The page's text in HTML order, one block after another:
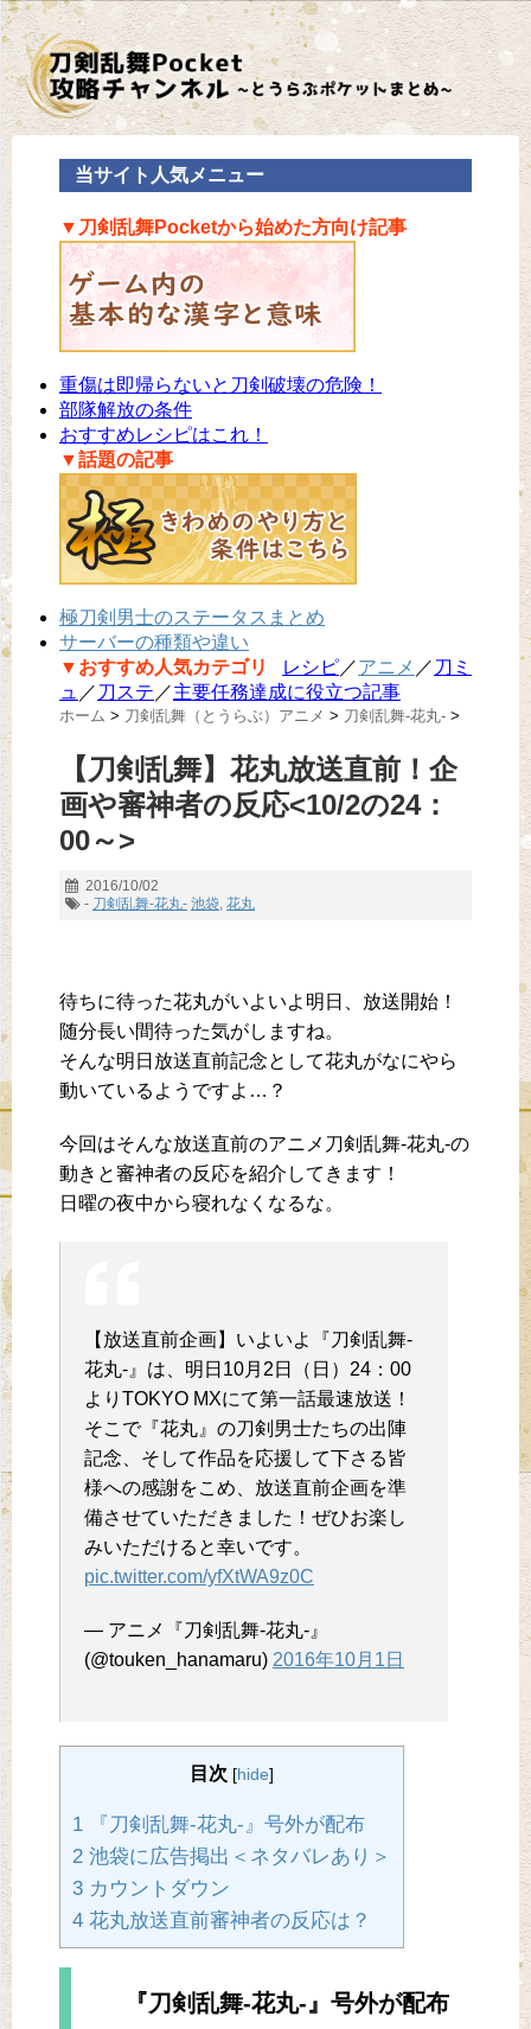
当サイト人気メニュー
▼刀剣乱舞Pocketから始めた方向け記事
重傷は即帰らないと刀剣破壊の危険！
部隊解放の条件
おすすめレシピはこれ！
▼話題の記事
極刀剣男士のステータスまとめ
サーバーの種類や違い
▼おすすめ人気カテゴリ
レシピ／アニメ ／ 刀ミ
ュ ／ 刀ステ ／主要任務達成に役立つ記事
ホーム > 刀剣乱舞（とうらぶ）アニメ > 刀剣乱舞-花丸- >
【刀剣乱舞】花丸放送直前！企
画や審神者の反応<10/2の24：
00～>
2016/10/02
- 刀剣乱舞-花丸- 池袋, 花丸
待ちに待った花丸がいよいよ明日、放送開始！
随分長い間待った気がしますね。
そんな明日放送直前記念として花丸がなにやら
動いているようですよ…？
今回はそんな放送直前のアニメ刀剣乱舞-花丸-の
動きと審神者の反応を紹介してきます！
日曜の夜中から寝れなくなるな。
【放送直前企画】いよいよ『刀剣乱舞-
花丸-』は、明日10月2日（日）24：00
よりTOKYO MXにて第一話最速放送！
そこで『花丸』の刀剣男士たちの出陣
記念、そして作品を応援して下さる皆
様への感謝をこめ、放送直前企画を準
備させていただきました！ぜひお楽し
みいただけると幸いです。
pic.twitter.com/yfXtWA9z0C
— アニメ『刀剣乱舞-花丸-』
(@touken_hanamaru) 2016年10月1日
目次 [hide]
1 『刀剣乱舞-花丸-』号外が配布
2 池袋に広告掲出＜ネタバレあり＞
3 カウントダウン
4 花丸放送直前審神者の反応は？
『刀剣乱舞-花丸-』号外が配布